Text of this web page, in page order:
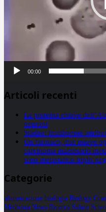
00:00
Articoli recenti
La proteina chiave
neuroni
Statine: inutilmente
Un farmaco, due nuove
carcinoma mammario
seno metastatico triplo
Categorie
alimentazione biologia Biology
Medicina News Ricerca Salute